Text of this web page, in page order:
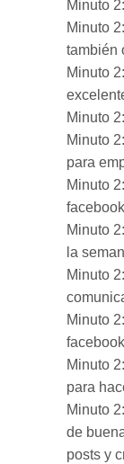
Minuto
Minuto
también
Minuto
Minuto
Minuto
para
Minuto
facebook
Minuto
la
Minuto
Minuto
Minuto
para
Minuto
de
posts y